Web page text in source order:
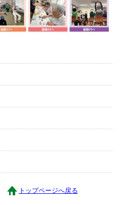
トップページへ戻る